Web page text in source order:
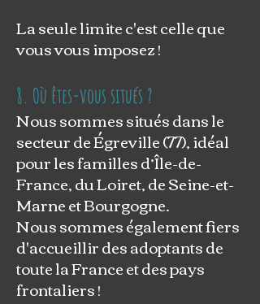
La seule limite c'est celle que
vous vous imposez !
8. Où êtes-vous situés ?
Nous sommes situés dans le
secteur de Égreville (77), idéal
pour les familles d’Île-de-
France, du Loiret, de Seine-et-
Marne et Bourgogne.
Nous sommes également fiers
d'accueillir des adoptants de
toute la France et des pays
frontaliers !